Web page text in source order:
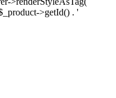
>getId() . '